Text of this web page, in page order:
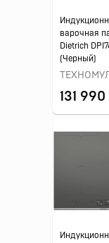
варочная
Dietrich
(Черный)
131